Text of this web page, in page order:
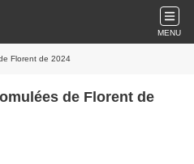
MENU
Florent de 2024
de Florent de